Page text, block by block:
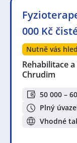
000 Kč
Nutně vás
Rehabilitace
Chrudim
50 000 –
Plný
Vhodné